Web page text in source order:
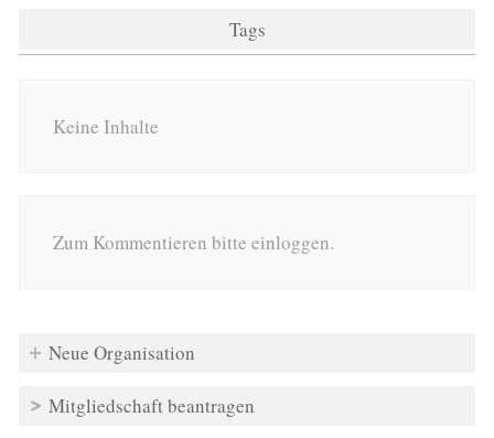
Tags
Keine Inhalte
Zum Kommentieren bitte einloggen.
Neue Organisation
Mitgliedschaft beantragen